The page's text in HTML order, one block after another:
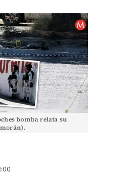
bomba relata su